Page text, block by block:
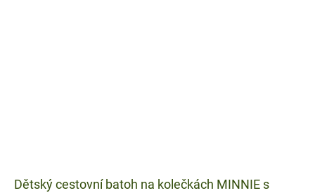
Dětský cestovní batoh na kolečkách MINNIE s